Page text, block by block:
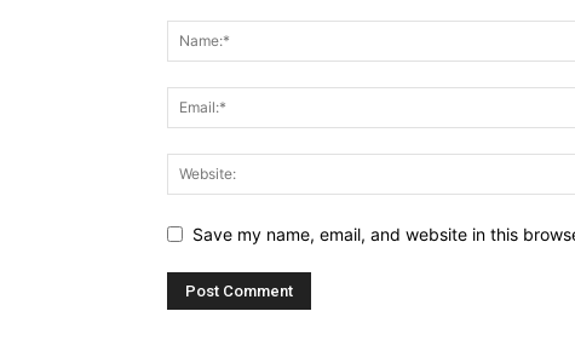
Save my name, email, and website in this